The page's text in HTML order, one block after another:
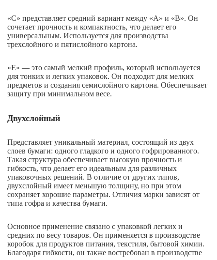
«C» представляет средний вариант между «А» и «B». Он
сочетает прочность и компактность, что делает его
универсальным. Используется для производства
трехслойного и пятислойного картона.
«E» — это самый мелкий профиль, который используется
для тонких и легких упаковок. Он подходит для мелких
предметов и создания семислойного картона. Обеспечивает
защиту при минимальном весе.
Двухслойный
Представляет уникальный материал, состоящий из двух
слоев бумаги: одного гладкого и одного гофрированного.
Такая структура обеспечивает высокую прочность и
гибкость, что делает его идеальным для различных
упаковочных решений. В отличие от других типов,
двухслойный имеет меньшую толщину, но при этом
сохраняет хорошие параметры. Отличия марки зависят от
типа гофра и качества бумаги.
Основное применение связано с упаковкой легких и
средних по весу товаров. Он применяется в производстве
коробок для продуктов питания, текстиля, бытовой химии.
Благодаря гибкости, он также востребован в производстве